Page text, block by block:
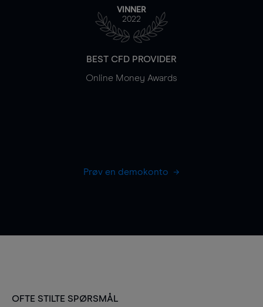
VINNER
2022
BEST CFD PROVIDER
Online Money Awards
Prøv en demokonto
OFTE STILTE SPØRSMÅL